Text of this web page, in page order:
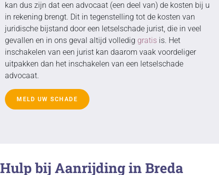
kan dus zijn dat een advocaat (een deel van) de kosten bij u
in rekening brengt. Dit in tegenstelling tot de kosten van
juridische bijstand door een letselschade jurist, die in veel
gevallen en in ons geval altijd volledig gratis is. Het
inschakelen van een jurist kan daarom vaak voordeliger
uitpakken dan het inschakelen van een letselschade
advocaat.
MELD UW SCHADE
Hulp bij Aanrijding in Breda